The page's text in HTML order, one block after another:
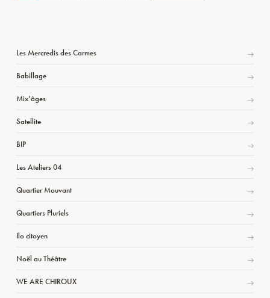
Les Mercredis des Carmes
Babillage
Mix’âges
Satellite
BIP
Les Ateliers 04
Quartier Mouvant
Quartiers Pluriels
Ilo citoyen
Noël au Théâtre
WE ARE CHIROUX